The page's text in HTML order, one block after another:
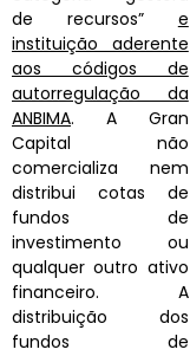
de recursos” e
instituição aderente
aos códigos de
autorregulação da
ANBIMA. A Gran
Capital não
comercializa nem
distribui cotas de
fundos de
investimento ou
qualquer outro ativo
financeiro. A
distribuição dos
fundos de